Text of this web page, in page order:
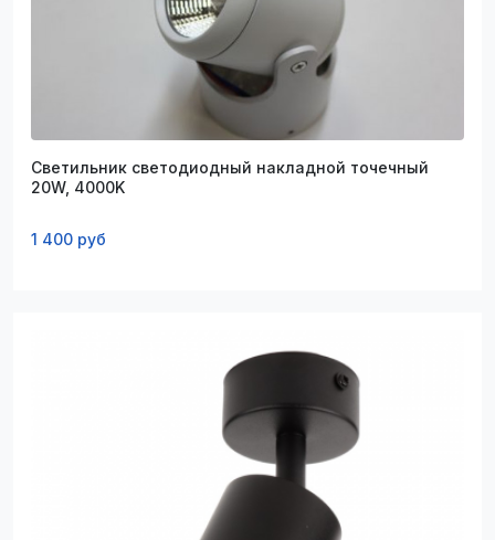
Светильник светодиодный накладной точечный
20W, 4000K
1 400 руб